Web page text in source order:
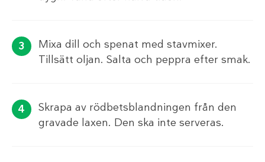
Mixa dill och spenat med stavmixer.
Tillsätt oljan. Salta och peppra efter smak.
Skrapa av rödbetsblandningen från den
gravade laxen. Den ska inte serveras.